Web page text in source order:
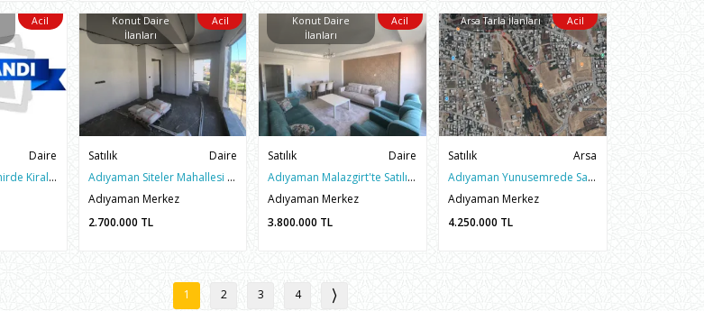
Acil
Daire
Adıyaman Altınşehirde Kiralık 3+1 Arakat Lüks Site İçi Daire
Konut Daire
İlanları
Acil
Satılık
Daire
Adıyaman Siteler Mahallesi Satılık 2+1 Arakat Sıfır Daire
Adıyaman Merkez
2.700.000 TL
Konut Daire
İlanları
Acil
Satılık
Daire
Adıyaman Malazgirt'te Satılık 4+1 Ferah Daire
Adıyaman Merkez
3.800.000 TL
Arsa Tarla İlanları Acil
Satılık
Arsa
Adıyaman Yunusemrede Satılık 557m2 Fırsat Arsa
Adıyaman Merkez
4.250.000 TL
1 2 3 4